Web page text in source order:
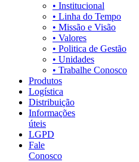
• Institucional
• Linha do Tempo
• Missão e Visão
• Valores
• Politica de Gestão
• Unidades
• Trabalhe Conosco
Produtos
Logística
Distribuição
Informações
úteis
LGPD
Fale
Conosco